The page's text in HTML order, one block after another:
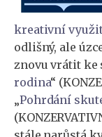
kreativní
odlišný, ale
znovu vrátit ke
rodina“
„Pohrdání